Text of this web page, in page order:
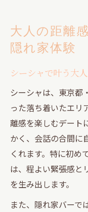
表参道や青山
の関係
表参道で楽
ト
青山の隠
気
シーシャ
個室が嬉
青山一丁
外苑前の静か
外苑前で味
静かなバ
大人の距離
隠れ家体験
シーシャで叶う大
シーシャは、東京都
った落ち着いたエリ
離感を楽しむデート
かく、会話の合間に
くれます。特に初め
は、程よい緊張感と
を生み出します。
また、隠れ家バーで